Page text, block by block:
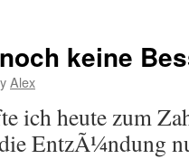
keine
Alex
ich heute zum
EntzÃ¼ndung